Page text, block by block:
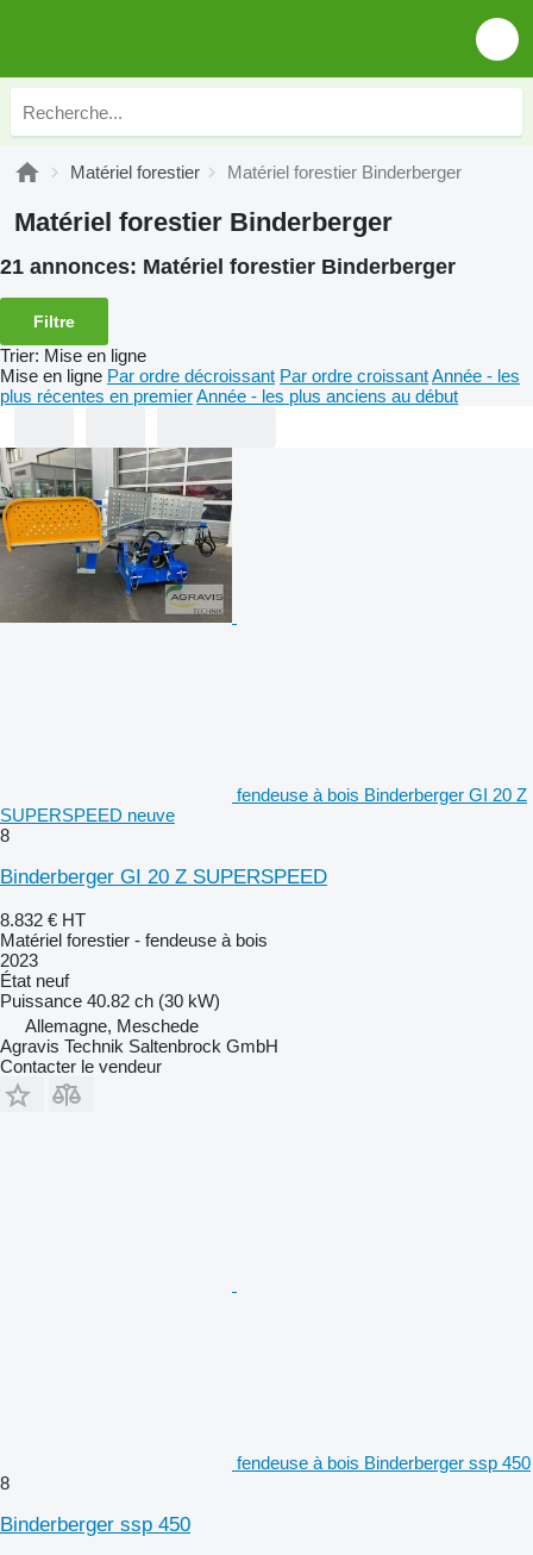
Matériel forestier Matériel forestier Binderberger
Matériel forestier Binderberger
21 annonces: Matériel forestier Binderberger
Filtre
Trier: Mise en ligne
Mise en ligne Par ordre décroissant Par ordre croissantAnnée - les
plus récentes en premierAnnée - les plus anciens au début
fendeuse à bois Binderberger GI 20 Z
SUPERSPEED neuve
8
Binderberger GI 20 Z SUPERSPEED
8.832 € HT
Matériel forestier - fendeuse à bois
2023
État neuf
Puissance 40.82 ch (30 kW)
Allemagne, Meschede
Agravis Technik Saltenbrock GmbH
Contacter le vendeur
fendeuse à bois Binderberger ssp 450
8
Binderberger ssp 450